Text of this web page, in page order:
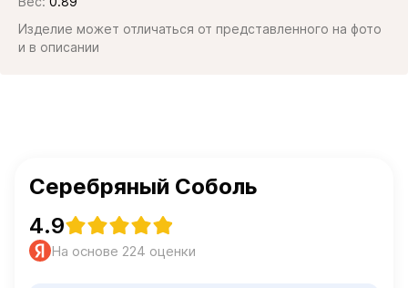
Изделие может отличаться от представленного на фото
и в описании
Серебряный Соболь
4.9
На основе 224 оценки